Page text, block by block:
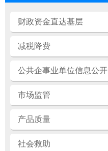
财政资金直达基层
减税降费
公共企事业单位信息公开
市场监管
产品质量
社会救助